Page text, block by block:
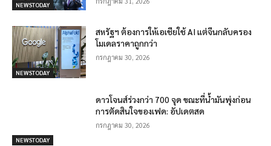
NEWSTODAY
NEWSTODAY
สหรัฐฯ ต้องการให้เอเชียใช้ AI แต่จีนกลับครอง
โมเดลราคาถูกกว่า
กรกฎาคม 30, 2026
NEWSTODAY
ดาวโจนส์ร่วงกว่า 700 จุด ขณะที่น้ำมันพุ่งก่อน
การตัดสินใจของเฟด: อัปเดตสด
กรกฎาคม 30, 2026